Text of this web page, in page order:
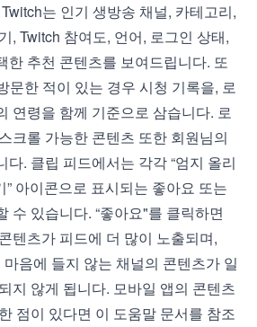
는 인기 생방송 채널, 카테고리,
, Twitch 참여도, 언어, 로그인 상태,
한 추천 콘텐츠를 보여드립니다. 또
문한 적이 있는 경우 시청 기록을, 로
연령을 함께 기준으로 삼습니다. 로
크롤 가능한 콘텐츠 또한 회원님의
다. 클립 피드에서는 각각 “엄지 올리
” 아이콘으로 표시되는 좋아요 또는
수 있습니다. “좋아요"를 클릭하면
텐츠가 피드에 더 많이 노출되며,
음에 들지 않는 채널의 콘텐츠가 일
지 않게 됩니다. 모바일 앱의 콘텐츠
점이 있다면 이 도움말 문서를 참조